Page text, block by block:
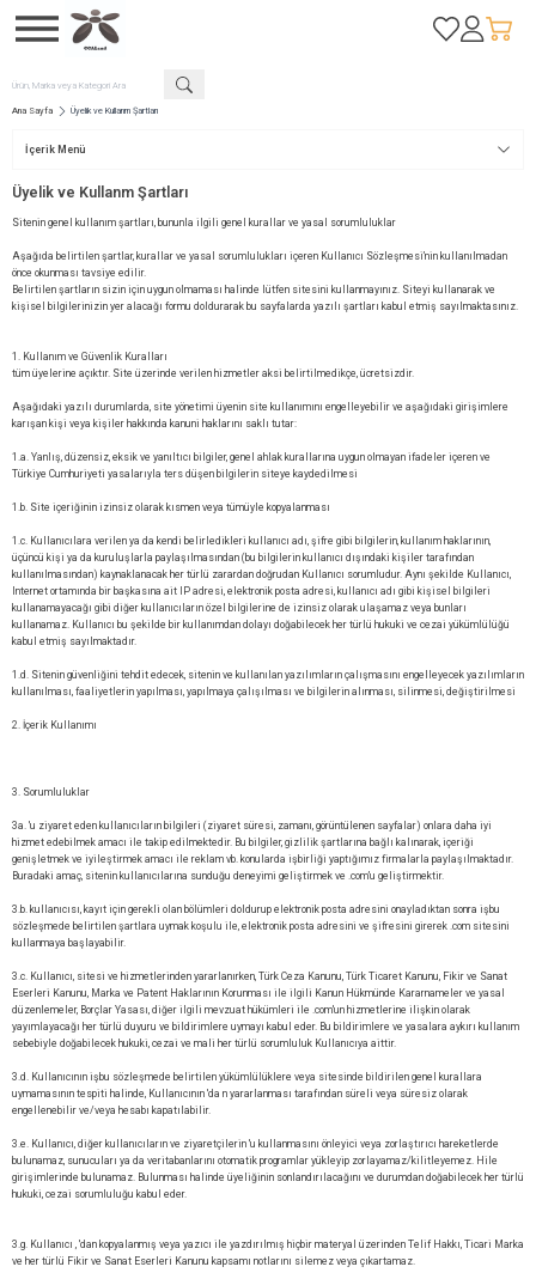
FavorilerimHesabımSepetim
Ana Sayfa Üyelik ve Kullanm Şartları
İçerik Menü
Üyelik ve Kullanm Şartları
Sitenin genel kullanım şartları, bununla ilgili genel kurallar ve yasal sorumluluklar
Aşağıda belirtilen şartlar, kurallar ve yasal sorumlulukları içeren Kullanıcı Sözleşmesi’nin kullanılmadan
önce okunması tavsiye edilir.
Belirtilen şartların sizin için uygun olmaması halinde lütfen sitesini kullanmayınız. Siteyi kullanarak ve
kişisel bilgilerinizin yer alacağı formu doldurarak bu sayfalarda yazılı şartları kabul etmiş sayılmaktasınız.
1. Kullanım ve Güvenlik Kuralları
tüm üyelerine açıktır. Site üzerinde verilen hizmetler aksi belirtilmedikçe, ücretsizdir.
Aşağıdaki yazılı durumlarda, site yönetimi üyenin site kullanımını engelleyebilir ve aşağıdaki girişimlere
karışan kişi veya kişiler hakkında kanuni haklarını saklı tutar:
1.a. Yanlış, düzensiz, eksik ve yanıltıcı bilgiler, genel ahlak kurallarına uygun olmayan ifadeler içeren ve
Türkiye Cumhuriyeti yasalarıyla ters düşen bilgilerin siteye kaydedilmesi
1.b. Site içeriğinin izinsiz olarak kısmen veya tümüyle kopyalanması
1.c. Kullanıcılara verilen ya da kendi belirledikleri kullanıcı adı, şifre gibi bilgilerin, kullanım haklarının,
üçüncü kişi ya da kuruluşlarla paylaşılmasından (bu bilgilerin kullanıcı dışındaki kişiler tarafından
kullanılmasından) kaynaklanacak her türlü zarardan doğrudan Kullanıcı sorumludur. Aynı şekilde Kullanıcı,
Internet ortamında bir başkasına ait IP adresi, elektronik posta adresi, kullanıcı adı gibi kişisel bilgileri
kullanamayacağı gibi diğer kullanıcıların özel bilgilerine de izinsiz olarak ulaşamaz veya bunları
kullanamaz. Kullanıcı bu şekilde bir kullanımdan dolayı doğabilecek her türlü hukuki ve cezai yükümlülüğü
kabul etmiş sayılmaktadır.
1.d. Sitenin güvenliğini tehdit edecek, sitenin ve kullanılan yazılımların çalışmasını engelleyecek yazılımların
kullanılması, faaliyetlerin yapılması, yapılmaya çalışılması ve bilgilerin alınması, silinmesi, değiştirilmesi
2. İçerik Kullanımı
3. Sorumluluklar
3a. 'u ziyaret eden kullanıcıların bilgileri (ziyaret süresi, zamanı, görüntülenen sayfalar) onlara daha iyi
hizmet edebilmek amacı ile takip edilmektedir. Bu bilgiler, gizlilik şartlarına bağlı kalınarak, içeriği
genişletmek ve iyileştirmek amacı ile reklam vb. konularda işbirliği yaptığımız firmalarla paylaşılmaktadır.
Buradaki amaç, sitenin kullanıcılarına sunduğu deneyimi geliştirmek ve .com’u geliştirmektir.
3.b. kullanıcısı, kayıt için gerekli olan bölümleri doldurup elektronik posta adresini onayladıktan sonra işbu
sözleşmede belirtilen şartlara uymak koşulu ile, elektronik posta adresini ve şifresini girerek .com sitesini
kullanmaya başlayabilir.
3.c. Kullanıcı, sitesi ve hizmetlerinden yararlanırken, Türk Ceza Kanunu, Türk Ticaret Kanunu, Fikir ve Sanat
Eserleri Kanunu, Marka ve Patent Haklarının Korunması ile ilgili Kanun Hükmünde Kararnameler ve yasal
düzenlemeler, Borçlar Yasası, diğer ilgili mevzuat hükümleri ile .com'un hizmetlerine ilişkin olarak
yayımlayacağı her türlü duyuru ve bildirimlere uymayı kabul eder. Bu bildirimlere ve yasalara aykırı kullanım
sebebiyle doğabilecek hukuki, cezai ve mali her türlü sorumluluk Kullanıcıya aittir.
3.d. Kullanıcının işbu sözleşmede belirtilen yükümlülüklere veya sitesinde bildirilen genel kurallara
uymamasının tespiti halinde, Kullanıcının 'da n yararlanması tarafından süreli veya süresiz olarak
engellenebilir ve/veya hesabı kapatılabilir.
3.e. Kullanıcı, diğer kullanıcıların ve ziyaretçilerin 'u kullanmasını önleyici veya zorlaştırıcı hareketlerde
bulunamaz, sunucuları ya da veritabanlarını otomatik programlar yükleyip zorlayamaz/kilitleyemez. Hile
girişimlerinde bulunamaz. Bulunması halinde üyeliğinin sonlandırılacağını ve durumdan doğabilecek her türlü
hukuki, cezai sorumluluğu kabul eder.
3.g. Kullanıcı , 'dan kopyalanmış veya yazıcı ile yazdırılmış hiçbir materyal üzerinden Telif Hakkı, Ticari Marka
ve her türlü Fikir ve Sanat Eserleri Kanunu kapsamı notlarını silemez veya çıkartamaz.